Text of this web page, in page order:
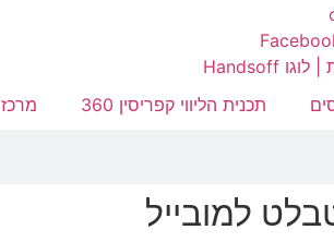
תכנית הליווי קפריסין 360
למובייל